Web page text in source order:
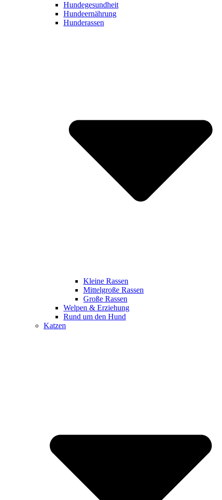
Hundegesundheit
Hundeernährung
Hunderassen
Kleine Rassen
Mittelgroße Rassen
Große Rassen
Welpen & Erziehung
Rund um den Hund
Katzen